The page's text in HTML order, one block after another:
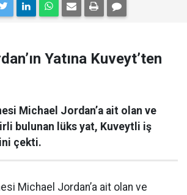
Yatına Kuveyt’ten
Michael Jordan’a ait olan ve
bulunan lüks yat, Kuveytli iş
çekti.
Michael Jordan’a ait olan ve